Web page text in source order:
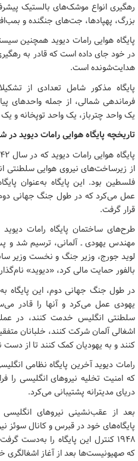
رهگیری انواع موشک‌های بالستیک
بزرگ، پهپادها، جت‌های جنگنده و
پایگاه هوایی رامات دیوید همچنین
در خود جای داده است که قادر به
هدایت‌شونده است.
پایگاه مذکور شامل تعدادی از
فرماندهی شمالی، از جمله واحدهای
یک واحد چترباز، یک واحد توپخانه و
تاریخچه پایگاه هوایی رامات دیوید
از زیرساخت‌های نیروی هوایی سلطنتی
فلسطین بود. این پایگاه به‌عنوان
عمل می‌کرد که در طول جنگ جهانی دوم
قرار گرفت.
مهندس یهودی ـ آلمانی، ترسیم شد و
بالفور حمایت مالی کرد، «دیوید»
در طول جنگ جهانی دوم، این پایگاه
یهودی عمل می‌کرد و آنها را قادر
سلطنتی انگلیس خدمت کنند، در
اشغالی آلمان شرکت کنند، خلبانان
کنند و به یهودیان کمک کنند تا از دست
رامات دیوید آخرین پایگاه نظامی
که امنیت تخلیه نیروهای انگلیسی
دریای مدیترانه پشتیبانی می‌کرد.
بعد از عقب‌نشینی نیروهای انگلیسی
۱۹۴۸ کنترل این پایگاه را به‌دست
که صهیونیست‌ها بعد از آغاز